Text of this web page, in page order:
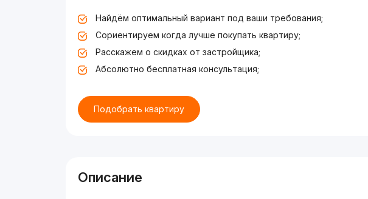
Найдём оптимальный вариант под ваши требования;
Сориентируем когда лучше покупать квартиру;
Расскажем о скидках от застройщика;
Абсолютно бесплатная консультация;
Подобрать квартиру
Описание